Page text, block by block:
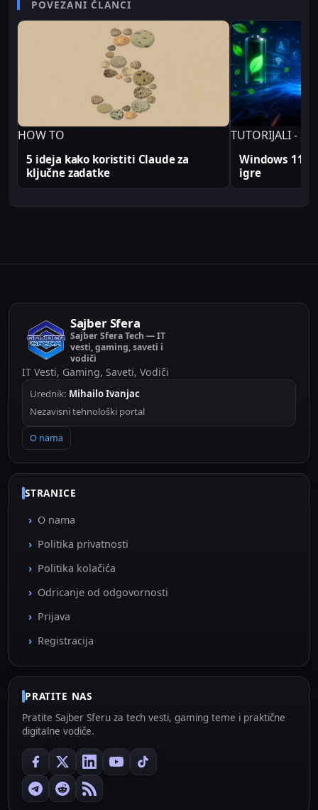
omogućava da tehničke teme predstavi jasno i
profesionalno. Sve tehničke analize i konfiguracije
na Sajber Sfera portalu zasnovane su na realnim
produkcionim implementacijama.
POVEZANI ČLANCI
HOW TO
5 ideja kako koristiti Claude za
ključne zadatke
TUTORIJALI -
Windows 11
igre
Sajber Sfera
Sajber Sfera Tech — IT
vesti, gaming, saveti i
vodiči
IT Vesti, Gaming, Saveti, Vodiči
Urednik: Mihailo Ivanjac
Nezavisni tehnološki portal
O nama
STRANICE
O nama
Politika privatnosti
Politika kolačića
Odricanje od odgovornosti
Prijava
Registracija
PRATITE NAS
Pratite Sajber Sferu za tech vesti, gaming teme i praktične
digitalne vodiče.